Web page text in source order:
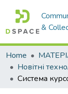
&
Home